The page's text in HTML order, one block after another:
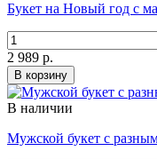
Букет на Новый год с
2 989 р.
В корзину
В наличии
Мужской букет с